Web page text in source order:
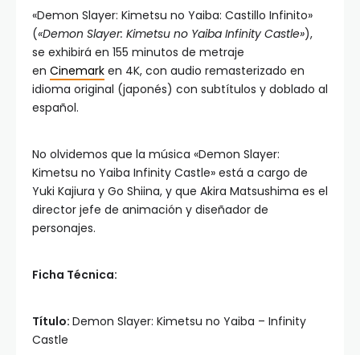
«Demon Slayer: Kimetsu no Yaiba: Castillo Infinito»
(«Demon Slayer: Kimetsu no Yaiba Infinity Castle»),
se exhibirá en 155 minutos de metraje
en Cinemark en 4K, con audio remasterizado en
idioma original (japonés) con subtítulos y doblado al
español.
No olvidemos que la música «Demon Slayer:
Kimetsu no Yaiba Infinity Castle» está a cargo de
Yuki Kajiura y Go Shiina, y que Akira Matsushima es el
director jefe de animación y diseñador de
personajes.
Ficha Técnica:
Título: Demon Slayer: Kimetsu no Yaiba – Infinity
Castle